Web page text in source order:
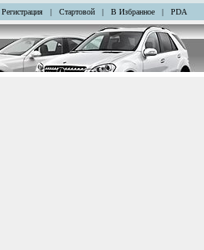
Регистрация | Стартовой | В Избранное | PDA